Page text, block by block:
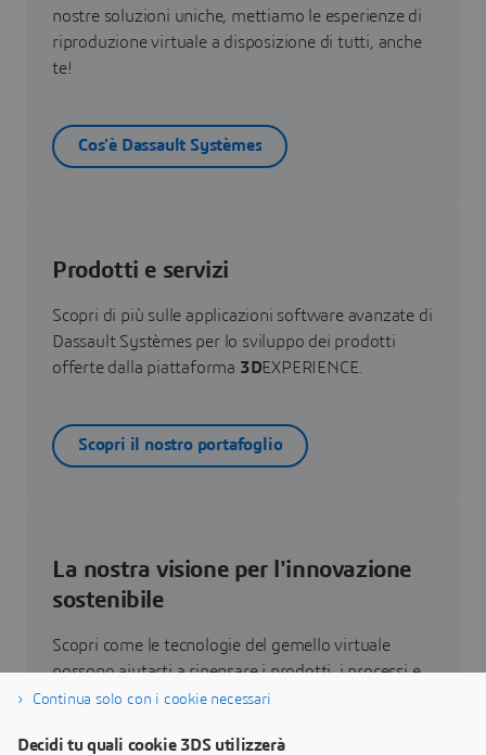
nostre soluzioni uniche, mettiamo le esperienze di
riproduzione virtuale a disposizione di tutti, anche
te!
Cos'è Dassault Systèmes
Prodotti e servizi
Scopri di più sulle applicazioni software avanzate di
Dassault Systèmes per lo sviluppo dei prodotti
offerte dalla piattaforma 3DEXPERIENCE.
Scopri il nostro portafoglio
La nostra visione per l'innovazione
sostenibile
Scopri come le tecnologie del gemello virtuale
possono aiutarti a ripensare i prodotti, i processi e
persino i modelli di business per realizzare
Continua solo con i cookie necessari
Decidi tu quali cookie 3DS utilizzerà